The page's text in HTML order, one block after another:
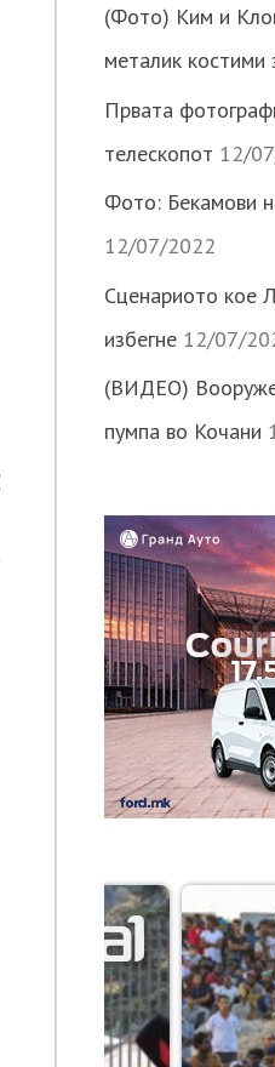
(Фото) Ким и
металик костими
Првата
телескопот 12/
Фото: Бекамови
12/07/2022
Сценариото кое
избегне 12/07/
(ВИДЕО)
пумпа во Кочани